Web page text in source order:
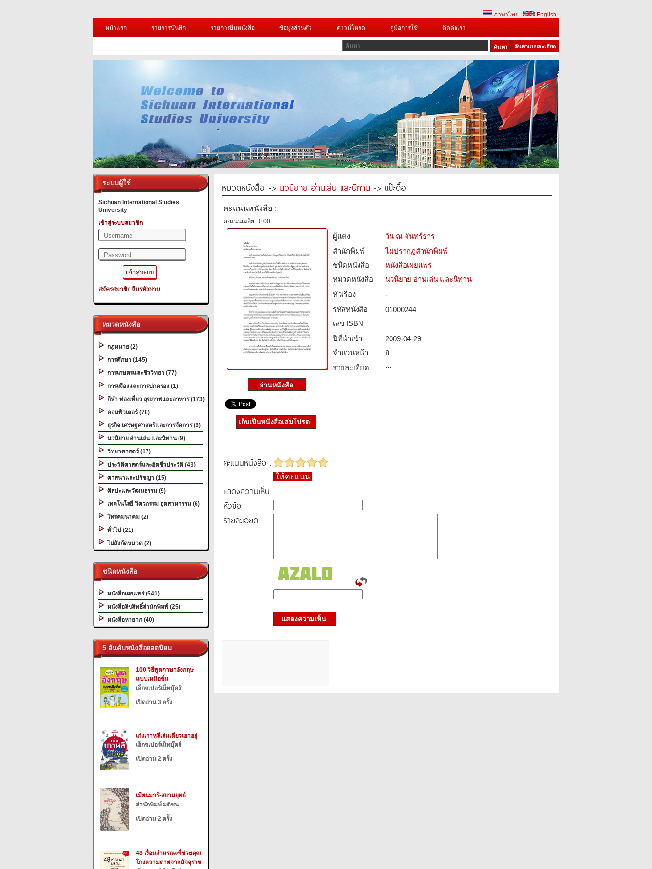
ภาษาไทย
English
หน้าแรก
รายการบันทึก รายการยืมหนังสือ ข้อมูลส่วนตัว ดาวน์โหลด คู่มือการใช้ ติดต่อเรา
ค้นหาแบบละเอียด
ระบบผู้ใช้
Sichuan International Studies
University
เข้าสู่ระบบสมาชิก
สมัครสมาชิก ลืมรหัสผ่าน
หมวดหนังสือ
กฎหมาย (2)
การศึกษา (145)
การเกษตรและชีววิทยา (77)
การเมืองและการปกครอง (1)
กีฬา ท่องเที่ยว สุขภาพและอาหาร (173)
คอมพิวเตอร์ (78)
ธุรกิจ เศรษฐศาสตร์และการจัดการ (6)
นวนิยาย อ่านเล่น และนิทาน (9)
วิทยาศาสตร์ (17)
ประวัติศาสตร์และอัตชีวประวัติ (43)
ศาสนาและปรัชญา (15)
ศิลปะและวัฒนธรรม (9)
เทคโนโลยี วิศวกรรม อุตสาหกรรม (6)
โทรคมนาคม (2)
ทั่วไป (21)
ไม่สังกัดหมวด (2)
ชนิดหนังสือ
หนังสือเผยแพร่ (541)
หนังสือลิขสิทธิ์สำนักพิมพ์ (25)
หนังสือหายาก (40)
5 อันดับหนังสือยอดนิยม
100 วิธีพูดภาษาอังกฤษ
แบบเหนือชั้น
เอ็กซเปอร์เน็ทบุ๊คส์
เปิดอ่าน 3 ครั้ง
เก่งเกาหลีเล่มเดียวเอาอยู่
เอ็กซเปอร์เน็ทบุ๊คส์
เปิดอ่าน 2 ครั้ง
เมียนมาร์-สยามยุทธ์
สำนักพิมพ์ มติชน
เปิดอ่าน 2 ครั้ง
48 เงื่อนงำมรณะที่ช่วยคุณ
โกงความตายจากมัจจุราช
หมวดหนังสือ -> นวนิยาย อ่านเล่น และนิทาน -> แป๊ะดื้อ
คะแนนหนังสือ :
คะแนนเฉลี่ย : 0.00
ผู้แต่ง
วัน ณ จันทร์ธาร
สำนักพิมพ์
ไม่ปรากฏสำนักพิมพ์
ชนิดหนังสือ­
หนังสือเผยแพร่
หมวดหนังสือ­
นวนิยาย อ่านเล่น และนิทาน
หัวเรื่อง
-
รหัสหนังสือ­
01000244
เลข ISBN
ปีที่นำเข้า
2009-04-29
จำนวนหน้า
8
รายละเอียด
…
เก็บเป็นหนังสือเล่มโปรด
คะแนนหนังสือ :
ให้คะแนน
แสดงความเห็น
หัวข้อ
รายละเอียด
แสดงความเห็น